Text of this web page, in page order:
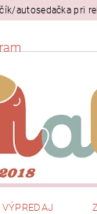
autosedačka pri
VÝPREDAJ